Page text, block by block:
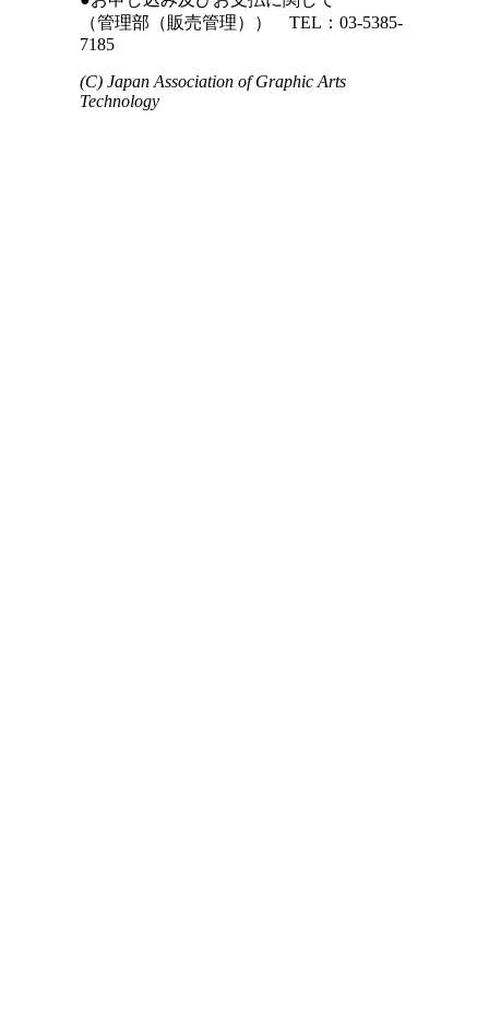
（管理部（販売管理）） TEL：03-5385-
7185
(C) Japan Association of Graphic Arts
Technology